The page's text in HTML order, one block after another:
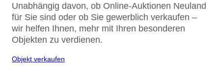
Unabhängig davon, ob Online-Auktionen Neuland
für Sie sind oder ob Sie gewerblich verkaufen –
wir helfen Ihnen, mehr mit Ihren besonderen
Objekten zu verdienen.
Objekt verkaufen